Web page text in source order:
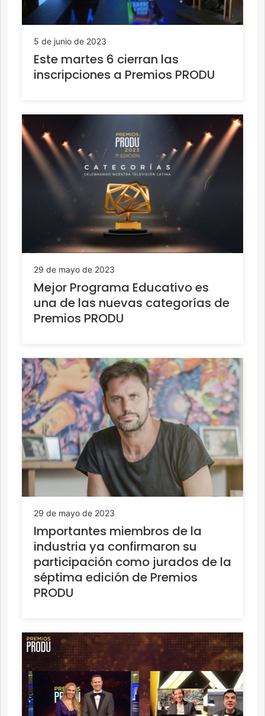
5 de junio de 2023
Este martes 6 cierran las
inscripciones a Premios PRODU
29 de mayo de 2023
Mejor Programa Educativo es
una de las nuevas categorías de
Premios PRODU
29 de mayo de 2023
Importantes miembros de la
industria ya confirmaron su
participación como jurados de la
séptima edición de Premios
PRODU